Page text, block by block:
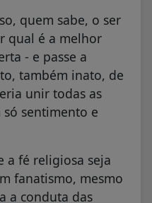
quem sabe, o ser
qual é a melhor
- e passe a
também inato, de
unir todas as
sentimento e
a fé religiosa seja
fanatismo, mesmo
a conduta das